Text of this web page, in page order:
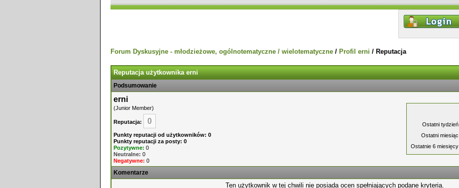
Forum Dyskusyjne - młodzieżowe, ogólnotematyczne / wielotematyczne / Profil erni / Reputacja
Reputacja użytkownika erni
Podsumowanie
erni
(Junior Member)
Reputacja: 0
Punkty reputacji od użytkowników: 0
Punkty reputacji za posty: 0
Pozytywne: 0
Neutralne: 0
Negatywne: 0
Ostatni tydzień
Ostatni miesiąc
Ostatnie 6 miesięcy
Komentarze
Ten użytkownik w tej chwili nie posiada ocen spełniających podane kryteria.